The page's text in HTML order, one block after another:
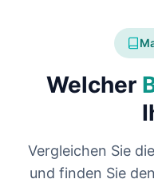
Welcher
Vergleichen Sie
und finden Sie